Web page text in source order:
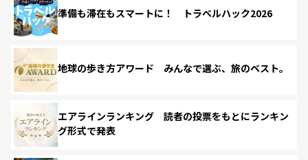
準備も滞在もスマートに！ トラベルハック2026
地球の歩き方アワード みんなで選ぶ、旅のベスト。
エアラインランキング 読者の投票をもとにランキン
グ形式で発表